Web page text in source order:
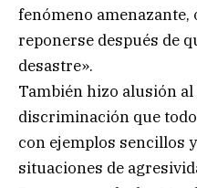
fenómeno amenazante,
reponerse después de
desastre».
También hizo alusión al
discriminación que
con ejemplos sencillos
situaciones de